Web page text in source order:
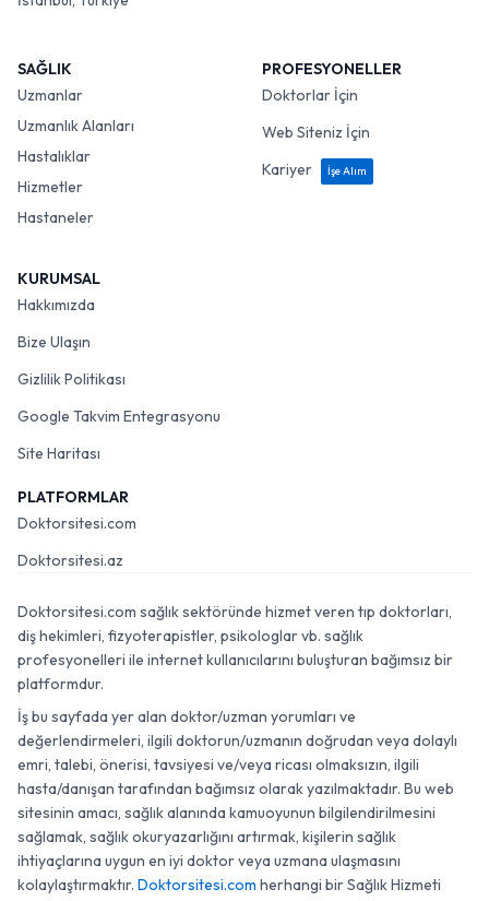
İstanbul, Türkiye
SAĞLIK
Uzmanlar
Uzmanlık Alanları
Hastalıklar
Hizmetler
Hastaneler
PROFESYONELLER
Doktorlar İçin
Web Siteniz İçin
Kariyer
İşe Alım
KURUMSAL
Hakkımızda
Bize Ulaşın
Gizlilik Politikası
Google Takvim Entegrasyonu
Site Haritası
PLATFORMLAR
Doktorsitesi.com
Doktorsitesi.az
Doktorsitesi.com sağlık sektöründe hizmet veren tıp doktorları,
diş hekimleri, fizyoterapistler, psikologlar vb. sağlık
profesyonelleri ile internet kullanıcılarını buluşturan bağımsız bir
platformdur.
İş bu sayfada yer alan doktor/uzman yorumları ve
değerlendirmeleri, ilgili doktorun/uzmanın doğrudan veya dolaylı
emri, talebi, önerisi, tavsiyesi ve/veya ricası olmaksızın, ilgili
hasta/danışan tarafından bağımsız olarak yazılmaktadır. Bu web
sitesinin amacı, sağlık alanında kamuoyunun bilgilendirilmesini
sağlamak, sağlık okuryazarlığını artırmak, kişilerin sağlık
ihtiyaçlarına uygun en iyi doktor veya uzmana ulaşmasını
kolaylaştırmaktır. Doktorsitesi.com herhangi bir Sağlık Hizmeti